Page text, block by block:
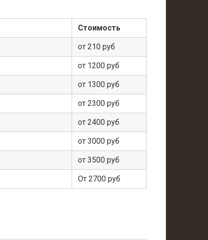
Стоимость
от 210 руб
от 1200 руб
от 1300 руб
от 2300 руб
от 2400 руб
от 3000 руб
от 3500 руб
От 2700 руб